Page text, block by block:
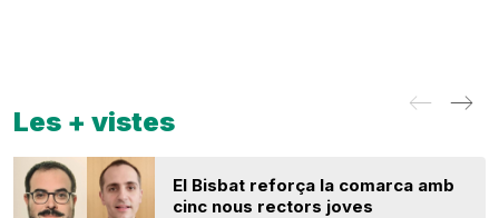
Les + vistes
El Bisbat reforça la comarca amb
cinc nous rectors joves